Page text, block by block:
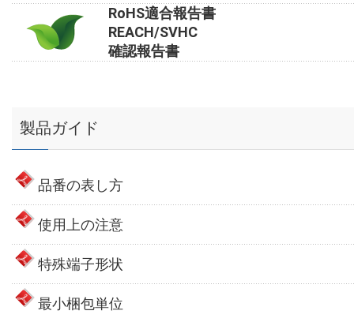
RoHS適合報告書
REACH/SVHC
確認報告書
製品ガイド
品番の表し方
使用上の注意
特殊端子形状
最小梱包単位